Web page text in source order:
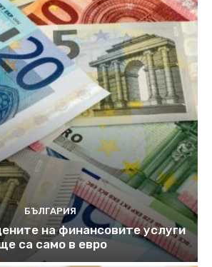
БЪЛГАРИЯ
на финансовите услуги
са само в евро